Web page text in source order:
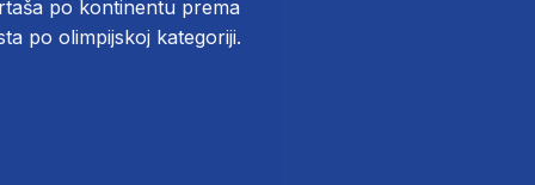
po kontinentu prema
po olimpijskoj kategoriji.